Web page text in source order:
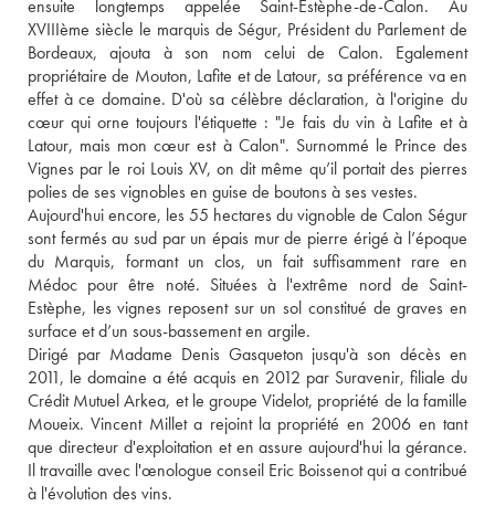
ensuite longtemps appelée Saint-Estèphe-de-Calon. Au
XVIIIème siècle le marquis de Ségur, Président du Parlement de
Bordeaux, ajouta à son nom celui de Calon. Egalement
propriétaire de Mouton, Lafite et de Latour, sa préférence va en
effet à ce domaine. D'où sa célèbre déclaration, à l'origine du
cœur qui orne toujours l'étiquette : "Je fais du vin à Lafite et à
Latour, mais mon cœur est à Calon". Surnommé le Prince des
Vignes par le roi Louis XV, on dit même qu’il portait des pierres
polies de ses vignobles en guise de boutons à ses vestes.
Aujourd'hui encore, les 55 hectares du vignoble de Calon Ségur
sont fermés au sud par un épais mur de pierre érigé à l’époque
du Marquis, formant un clos, un fait suffisamment rare en
Médoc pour être noté. Situées à l'extrême nord de Saint-
Estèphe, les vignes reposent sur un sol constitué de graves en
surface et d’un sous-bassement en argile.
Dirigé par Madame Denis Gasqueton jusqu'à son décès en
2011, le domaine a été acquis en 2012 par Suravenir, filiale du
Crédit Mutuel Arkea, et le groupe Videlot, propriété de la famille
Moueix. Vincent Millet a rejoint la propriété en 2006 en tant
que directeur d'exploitation et en assure aujourd'hui la gérance.
Il travaille avec l'œnologue conseil Eric Boissenot qui a contribué
à l'évolution des vins.